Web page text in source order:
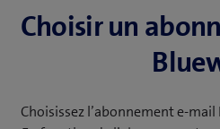
Choisir un
Choisissez l’abonnement e-